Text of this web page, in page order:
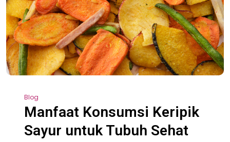
Blog
Manfaat Konsumsi Keripik
Sayur untuk Tubuh Sehat